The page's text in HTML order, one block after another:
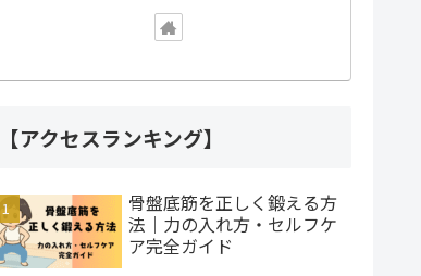
【アクセスランキング】
骨盤底筋を正しく鍛える方
法｜力の入れ方・セルフケ
ア完全ガイド